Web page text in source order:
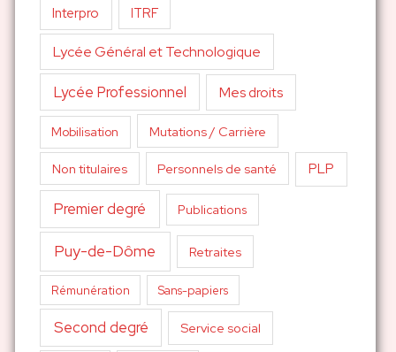
Interpro ITRF
Lycée Général et Technologique
Lycée Professionnel Mes droits
Mobilisation Mutations / Carrière
Non titulaires Personnels de santé PLP
Premier degré Publications
Puy-de-Dôme Retraites
Rémunération Sans-papiers
Second degré Service social